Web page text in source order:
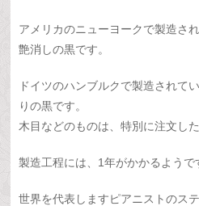
アメリカのニューヨークで製造さ
艶消しの黒です。
ドイツのハンブルクで製造されて
りの黒です。
木目などのものは、特別に注文し
製造工程には、1年がかかるようで
世界を代表しますピアニストのス